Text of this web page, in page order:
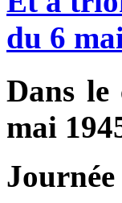
du 6
Dans le
mai